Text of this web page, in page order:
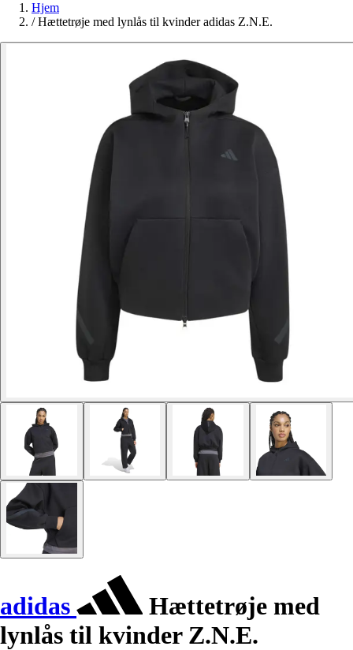
Hjem
/ Hættetrøje med lynlås til kvinder adidas Z.N.E.
adidas
Hættetrøje med
lynlås til kvinder Z.N.E.